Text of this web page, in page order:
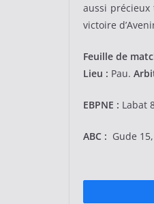
aussi
victoire
Feuille de
Lieu : Pau.
EBPNE : Labat
ABC : Gude